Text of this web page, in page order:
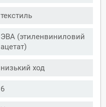
текстиль
ЭВА (этиленвиниловий
ацетат)
низький ход
6